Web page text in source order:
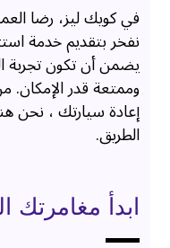
في كويك ليز، رضا
نفخر بتقديم خدمة
يضمن أن تكون تجربة
وممتعة قدر
إعادة سيارتك ، نحن
الطريق.
ابدأ مغامرتك